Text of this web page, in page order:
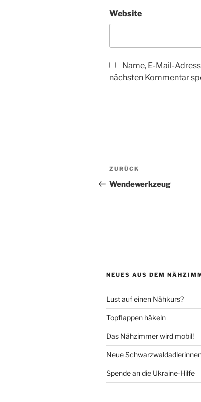
Website
Name, E-Mail-
nächsten Kommentar
Vorheriger
Beitrag
ZURÜCK
Wendewerkzeug
NEUES AUS DEM
Lust auf einen Nähkurs?
Topflappen häkeln
Das Nähzimmer wird mobil!
Neue Schwarzwaldadlerinnen
Spende an die Ukraine-Hilfe